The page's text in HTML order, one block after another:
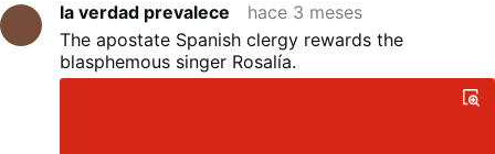
la verdad prevalece
hace 3 meses
The apostate Spanish clergy rewards the
blasphemous singer Rosalía.